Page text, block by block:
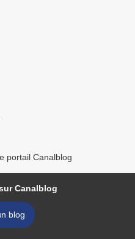
portail Canalblog
Canalblog
blog